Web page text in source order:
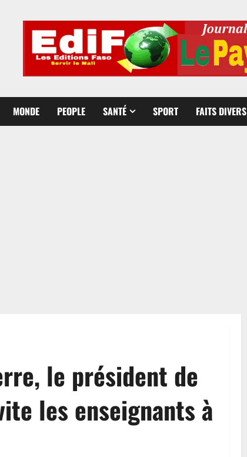
MONDE PEOPLE SANTÉ SPORT FAITS DIVERS
le président de
les enseignants à